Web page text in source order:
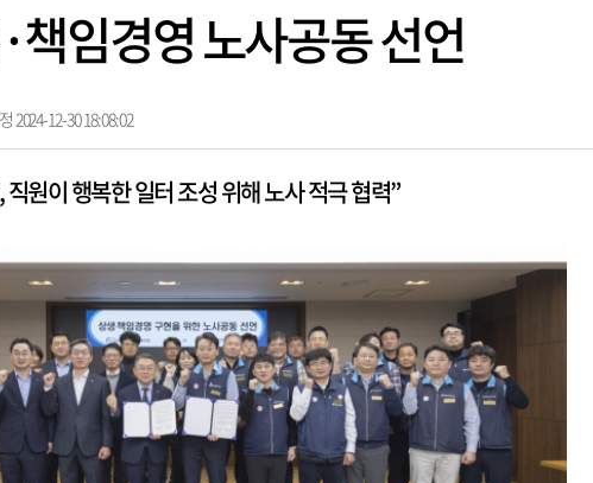
임경영 노사공동 선언
2024-12-30 18:08:02
원이 행복한 일터 조성 위해 노사 적극 협력”